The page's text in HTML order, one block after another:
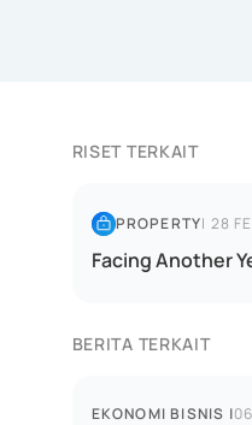
RISET TERKAIT
PROPERTY| 28
Facing Another
BERITA TERKAIT
EKONOMI BISNIS |